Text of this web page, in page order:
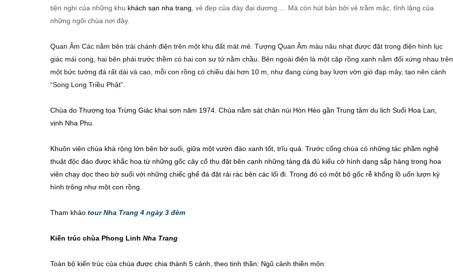
tiện nghi của những khu khách sạn nha trang , vẻ đẹp của đáy đại dương…. Mà còn hút bản bởi vẻ trầm mặc, tĩnh lặng của
những ngôi chùa nơi đây.
Quan Âm Các nằm bên trái chánh điện trên một khu đất mát mẻ. Tượng Quan Âm màu nâu nhạt được đặt trong điện hình lục
giác mái cong, hai bên phái trước thềm có hai con sư tử nằm chầu. Bên ngoài điện là một cặp rồng xanh nằm đối xứng nhau trên
một bức tường đá rất dài và cao, mỗi con rồng có chiều dài hơn 10 m, như đang cùng bay lượn vờn gió đạp mây, tạo nên cảnh
“Song Long Triều Phật”.
Chùa do Thượng tọa Trừng Giác khai sơn năm 1974. Chùa nằm sát chân núi Hòn Hèo gần Trung tâm du lịch Suối Hoa Lan,
vịnh Nha Phu.
Khuôn viên chùa khá rộng lớn bên bờ suối, giữa một vườn đào xanh tốt, trĩu quả. Trước cổng chùa có những tác phầm nghệ
thuật độc đáo được khắc hoạ từ những gốc cây cổ thụ đặt bên cạnh những tảng đá đủ kiểu cở hình dạng sắp hàng trong hoa
viên chạy dọc theo bờ suối với những chiếc ghế đá đặt rải rác bên các lối đi. Trong đó có một bộ gốc rễ khổng lồ uốn lượn kỳ
hình trông như một con rồng.
Tham khảo tour Nha Trang 4 ngày 3 đêm
Kiến trúc chùa Phong Linh Nha Trang
Toàn bộ kiến trúc của chùa được chia thành 5 cảnh, theo tinh thần: Ngũ cảnh thiền môn: